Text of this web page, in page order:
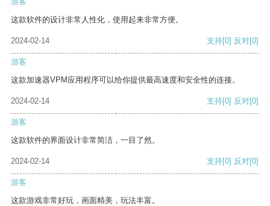
这款软件的设计非常人性化，使用起来非常方便。
2024-02-14 支持[0] 反对[0]
游客
这款加速器VPM应用程序可以给你提供最高速度和安全性的连接。
2024-02-14 支持[0] 反对[0]
游客
这款软件的界面设计非常简洁，一目了然。
2024-02-14 支持[0] 反对[0]
游客
这款游戏非常好玩，画面精美，玩法丰富。